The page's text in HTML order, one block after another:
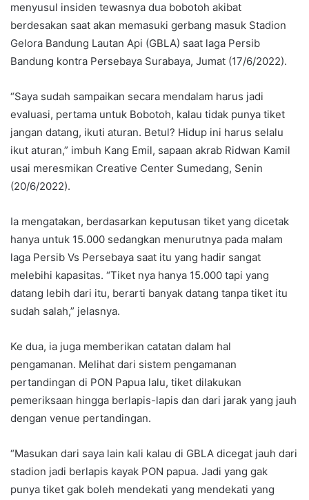
menyusul insiden tewasnya dua bobotoh akibat
berdesakan saat akan memasuki gerbang masuk Stadion
Gelora Bandung Lautan Api (GBLA) saat laga Persib
Bandung kontra Persebaya Surabaya, Jumat (17/6/2022).
“Saya sudah sampaikan secara mendalam harus jadi
evaluasi, pertama untuk Bobotoh, kalau tidak punya tiket
jangan datang, ikuti aturan. Betul? Hidup ini harus selalu
ikut aturan,” imbuh Kang Emil, sapaan akrab Ridwan Kamil
usai meresmikan Creative Center Sumedang, Senin
(20/6/2022).
Ia mengatakan, berdasarkan keputusan tiket yang dicetak
hanya untuk 15.000 sedangkan menurutnya pada malam
laga Persib Vs Persebaya saat itu yang hadir sangat
melebihi kapasitas. “Tiket nya hanya 15.000 tapi yang
datang lebih dari itu, berarti banyak datang tanpa tiket itu
sudah salah,” jelasnya.
Ke dua, ia juga memberikan catatan dalam hal
pengamanan. Melihat dari sistem pengamanan
pertandingan di PON Papua lalu, tiket dilakukan
pemeriksaan hingga berlapis-lapis dan dari jarak yang jauh
dengan venue pertandingan.
“Masukan dari saya lain kali kalau di GBLA dicegat jauh dari
stadion jadi berlapis kayak PON papua. Jadi yang gak
punya tiket gak boleh mendekati yang mendekati yang